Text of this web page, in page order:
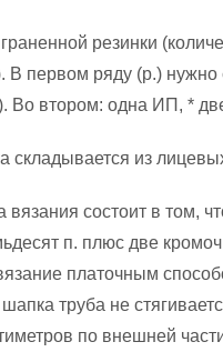
резинки
В первом ряду (р.)
Во втором: одна ИП, *
складывается из
состоит в том,
п. плюс две
платочным
труба не
по внешней